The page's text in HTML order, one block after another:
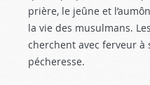
prière, le jeûne et
la vie des musulmans.
cherchent avec ferveur
pécheresse.